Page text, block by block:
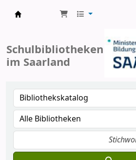
Schulbibliotheken
im Saarland